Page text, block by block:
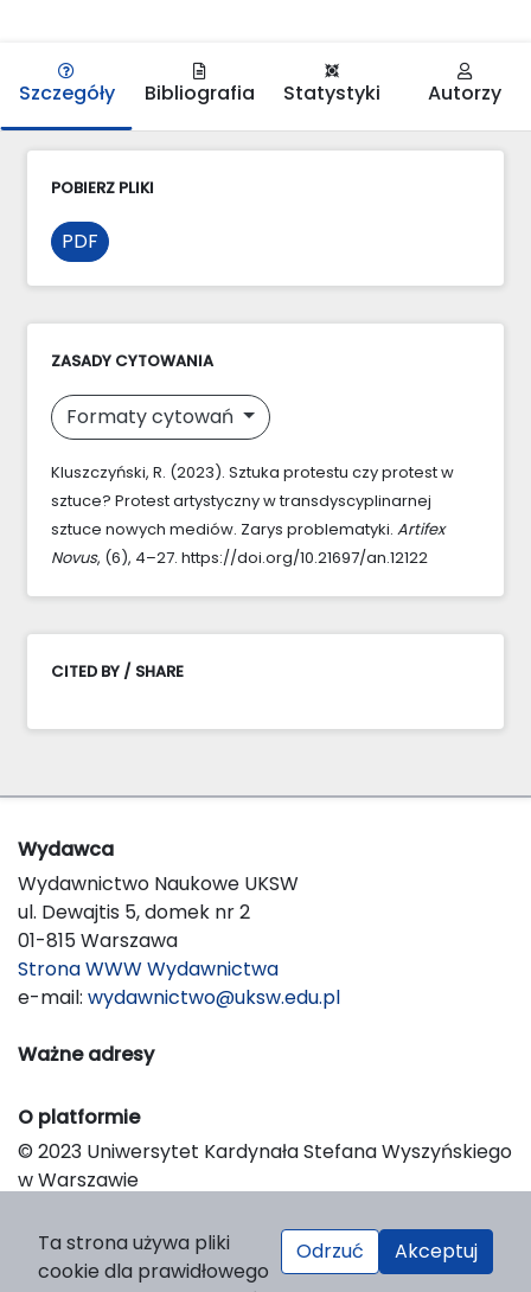
Szczegóły Bibliografia Statystyki Autorzy
POBIERZ PLIKI
PDF
ZASADY CYTOWANIA
Formaty cytowań
Kluszczyński, R. (2023). Sztuka protestu czy protest w
sztuce? Protest artystyczny w transdyscyplinarnej
sztuce nowych mediów. Zarys problematyki. Artifex
Novus, (6), 4–27. https://doi.org/10.21697/an.12122
CITED BY / SHARE
Wydawca
Wydawnictwo Naukowe UKSW
ul. Dewajtis 5, domek nr 2
01-815 Warszawa
Strona WWW Wydawnictwa
e-mail: wydawnictwo@uksw.edu.pl
Ważne adresy
O platformie
© 2023 Uniwersytet Kardynała Stefana Wyszyńskiego
w Warszawie
Platform & Workflow by OJS/PKP
Ta strona używa pliki
cookie dla prawidłowego
Odrzuć Akceptuj